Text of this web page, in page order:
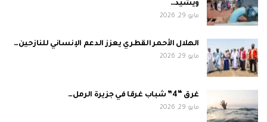
ويشيد…
مايو 29, 2026
الهلال الأحمر القطري يعزز الدعم الإنساني للنازحين…
مايو 29, 2026
غرق “4” شباب غرقا في جزيرة الرمل…
مايو 29, 2026